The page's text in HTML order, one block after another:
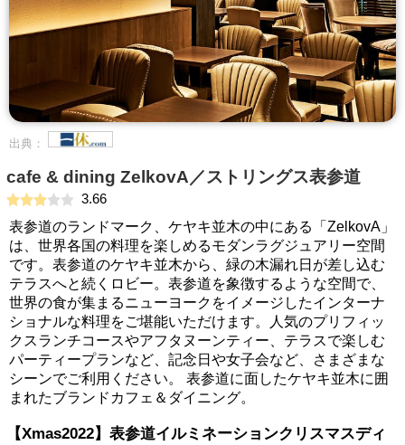
出典：
cafe & dining ZelkovA／ストリングス表参道
3.66
表参道のランドマーク、ケヤキ並木の中にある「ZelkovA」
は、世界各国の料理を楽しめるモダンラグジュアリー空間
です。表参道のケヤキ並木から、緑の木漏れ日が差し込む
テラスへと続くロビー。表参道を象徴するような空間で、
世界の食が集まるニューヨークをイメージしたインターナ
ショナルな料理をご堪能いただけます。人気のプリフィッ
クスランチコースやアフタヌーンティー、テラスで楽しむ
パーティープランなど、記念日や女子会など、さまざまな
シーンでご利用ください。 表参道に面したケヤキ並木に囲
まれたブランドカフェ＆ダイニング。
【Xmas2022】表参道イルミネーションクリスマスディ